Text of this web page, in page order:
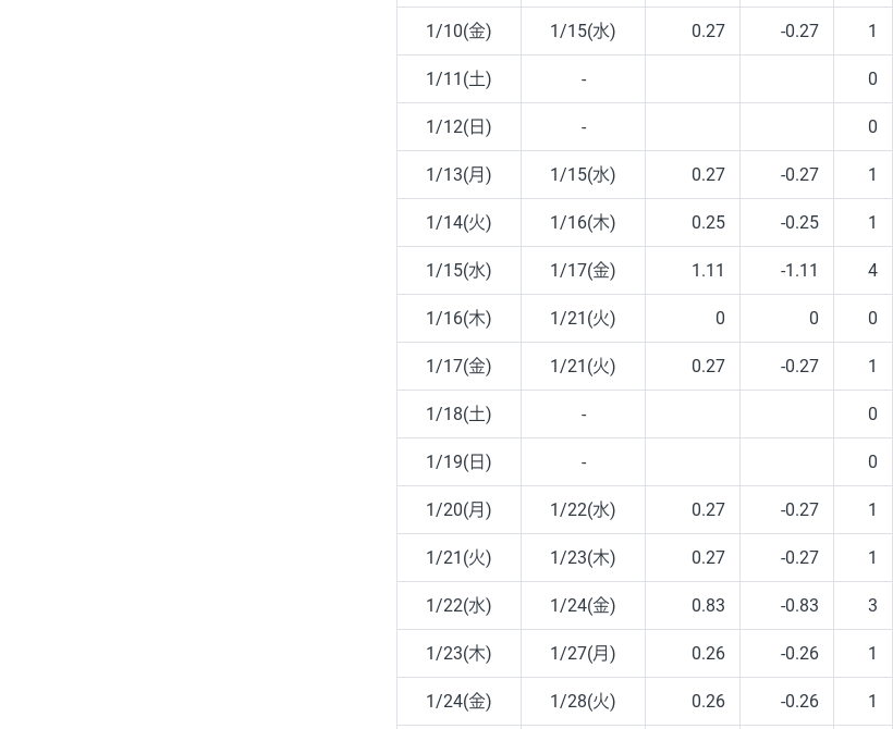
1/10(金) 1/15(水) 0.27 -0.27 1
1/11(土) - 0
1/12(日) - 0
1/13(月) 1/15(水) 0.27 -0.27 1
1/14(火) 1/16(木) 0.25 -0.25 1
1/15(水) 1/17(金) 1.11 -1.11 4
1/16(木) 1/21(火) 0 0 0
1/17(金) 1/21(火) 0.27 -0.27 1
1/18(土) - 0
1/19(日) - 0
1/20(月) 1/22(水) 0.27 -0.27 1
1/21(火) 1/23(木) 0.27 -0.27 1
1/22(水) 1/24(金) 0.83 -0.83 3
1/23(木) 1/27(月) 0.26 -0.26 1
1/24(金) 1/28(火) 0.26 -0.26 1